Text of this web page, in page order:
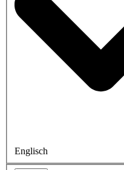
Englisch